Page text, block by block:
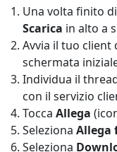
Una volta finito
Scarica in alto a
Avvia il tuo
schermata
Individua il
con il servizio
Tocca Allega
Seleziona Allega
Seleziona